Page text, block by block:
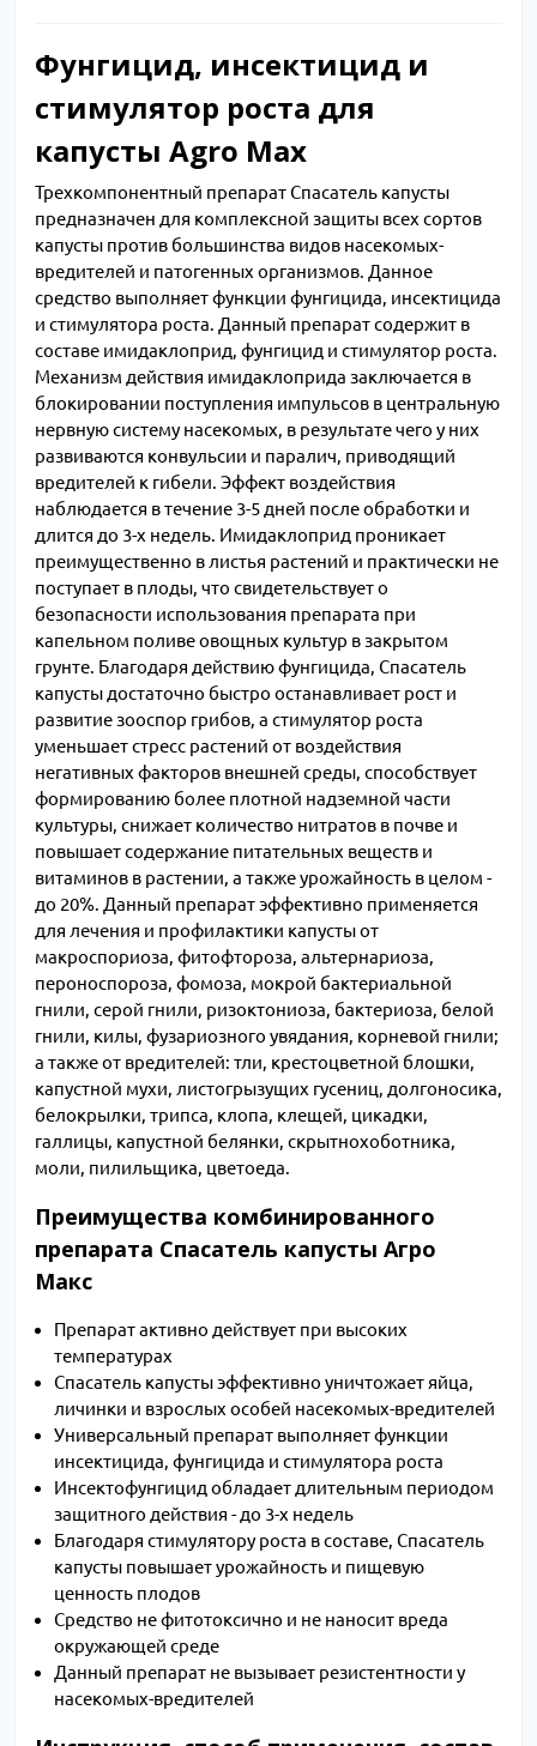
Фунгицид, инсектицид и
стимулятор роста для
капусты Agro Max
Трехкомпонентный препарат Спасатель капусты
предназначен для комплексной защиты всех сортов
капусты против большинства видов насекомых-
вредителей и патогенных организмов. Данное
средство выполняет функции фунгицида, инсектицида
и стимулятора роста. Данный препарат содержит в
составе имидаклоприд, фунгицид и стимулятор роста.
Механизм действия имидаклоприда заключается в
блокировании поступления импульсов в центральную
нервную систему насекомых, в результате чего у них
развиваются конвульсии и паралич, приводящий
вредителей к гибели. Эффект воздействия
наблюдается в течение 3-5 дней после обработки и
длится до 3-х недель. Имидаклоприд проникает
преимущественно в листья растений и практически не
поступает в плоды, что свидетельствует о
безопасности использования препарата при
капельном поливе овощных культур в закрытом
грунте. Благодаря действию фунгицида, Спасатель
капусты достаточно быстро останавливает рост и
развитие зооспор грибов, а стимулятор роста
уменьшает стресс растений от воздействия
негативных факторов внешней среды, способствует
формированию более плотной надземной части
культуры, снижает количество нитратов в почве и
повышает содержание питательных веществ и
витаминов в растении, а также урожайность в целом -
до 20%. Данный препарат эффективно применяется
для лечения и профилактики капусты от
макроспориоза, фитофтороза, альтернариоза,
пероноспороза, фомоза, мокрой бактериальной
гнили, серой гнили, ризоктониоза, бактериоза, белой
гнили, килы, фузариозного увядания, корневой гнили;
а также от вредителей: тли, крестоцветной блошки,
капустной мухи, листогрызущих гусениц, долгоносика,
белокрылки, трипса, клопа, клещей, цикадки,
галлицы, капустной белянки, скрытнохоботника,
моли, пилильщика, цветоеда.
Преимущества комбинированного
препарата Спасатель капусты Агро
Макс
Препарат активно действует при высоких
температурах
Спасатель капусты эффективно уничтожает яйца,
личинки и взрослых особей насекомых-вредителей
Универсальный препарат выполняет функции
инсектицида, фунгицида и стимулятора роста
Инсектофунгицид обладает длительным периодом
защитного действия - до 3-х недель
Благодаря стимулятору роста в составе, Спасатель
капусты повышает урожайность и пищевую
ценность плодов
Средство не фитотоксично и не наносит вреда
окружающей среде
Данный препарат не вызывает резистентности у
насекомых-вредителей